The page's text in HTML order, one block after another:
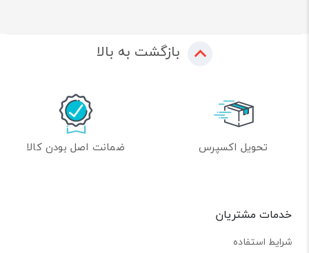
بازگشت به بالا
تحویل اکسپرس ضمانت اصل بودن کالا
خدمات مشتریان
شرایط استفاده